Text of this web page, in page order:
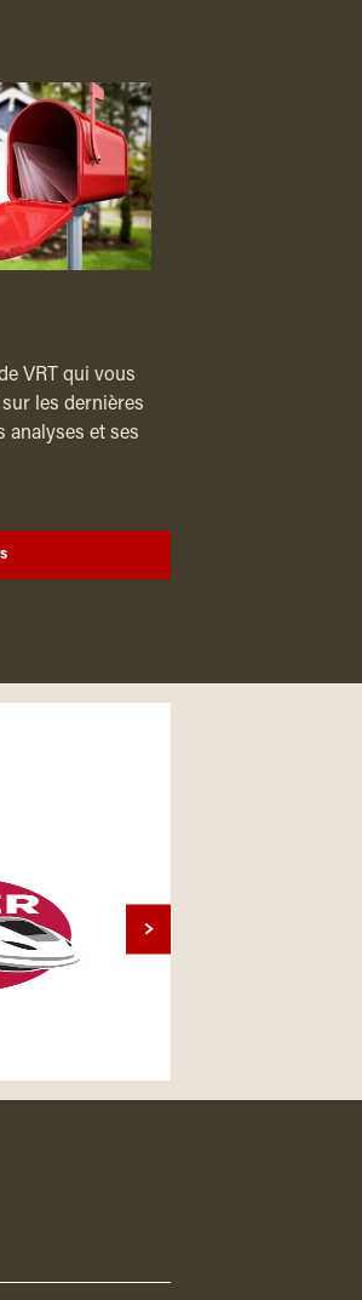
VRT qui vous
les dernières
analyses et ses